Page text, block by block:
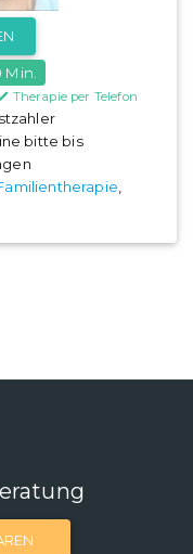
Min.
Therapie per Telefon
bitte bis